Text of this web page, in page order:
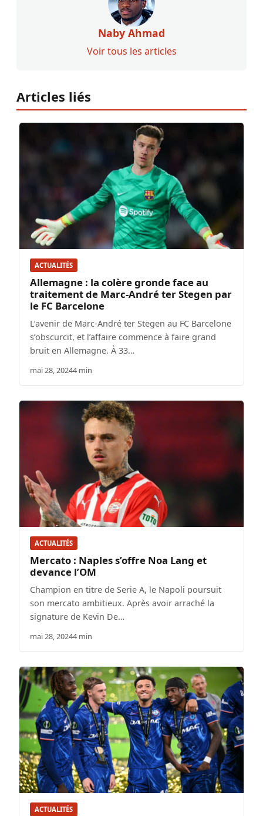
Naby Ahmad
Voir tous les articles
Articles liés
ACTUALITÉS
Allemagne : la colère gronde face au
traitement de Marc-André ter Stegen par
le FC Barcelone
L’avenir de Marc-André ter Stegen au FC Barcelone
s’obscurcit, et l’affaire commence à faire grand
bruit en Allemagne. À 33…
mai 28, 20244 min
ACTUALITÉS
Mercato : Naples s’offre Noa Lang et
devance l’OM
Champion en titre de Serie A, le Napoli poursuit
son mercato ambitieux. Après avoir arraché la
signature de Kevin De…
mai 28, 20244 min
ACTUALITÉS